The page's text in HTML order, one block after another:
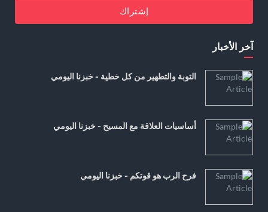
إشتراك
آخر الأخبار
التوبة والتطهير من كل خطية - خبزنا اليومي
أساسيات العلاقة مع المسيح - خبزنا اليومي
فرح الرب هو قوتكم - خبزنا اليومي